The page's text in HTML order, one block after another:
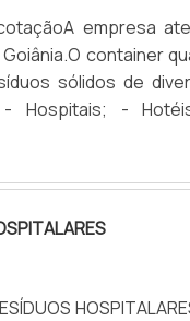
empresa
container
sólidos de
- Hospitais; -
- Entre outros.Em
nas áreas